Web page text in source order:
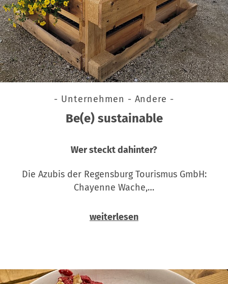
- Unternehmen - Andere -
Be(e) sustainable
Wer steckt dahinter?
Die Azubis der Regensburg Tourismus GmbH:
Chayenne Wache,…
weiterlesen